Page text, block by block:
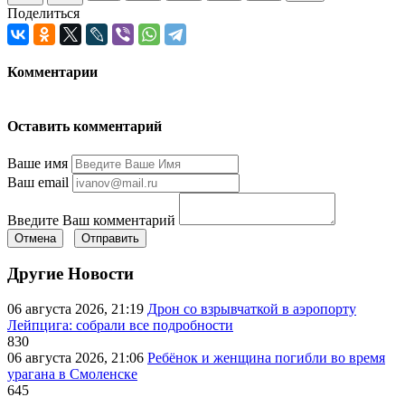
Поделиться
Комментарии
Оставить комментарий
Ваше имя
Ваш email
Введите Ваш комментарий
Отмена Отправить
Другие Новости
06 августа 2026, 21:19 Дрон со взрывчаткой в аэропорту
Лейпцига: собрали все подробности
830
06 августа 2026, 21:06 Ребёнок и женщина погибли во время
урагана в Смоленске
645